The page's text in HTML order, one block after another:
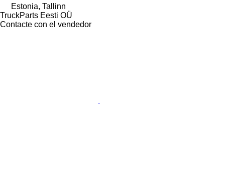
Estonia, Tallinn
TruckParts Eesti OÜ
Contacte con el vendedor